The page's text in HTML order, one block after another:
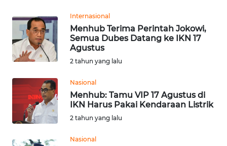
Internasional
Menhub Terima Perintah Jokowi,
Semua Dubes Datang ke IKN 17
Agustus
2 tahun yang lalu
Nasional
Menhub: Tamu VIP 17 Agustus di
IKN Harus Pakai Kendaraan Listrik
2 tahun yang lalu
Nasional
BANTEN
WN
NTT
WN
KEPRI
WN